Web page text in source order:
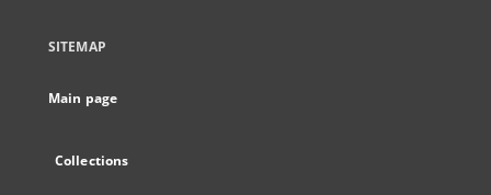
SITEMAP
Main page
Collections